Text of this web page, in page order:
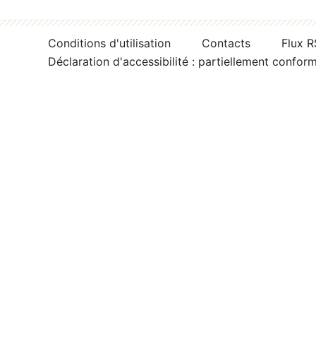
Conditions d'utilisation Contacts
Flux
Déclaration d'accessibilité : partiellement